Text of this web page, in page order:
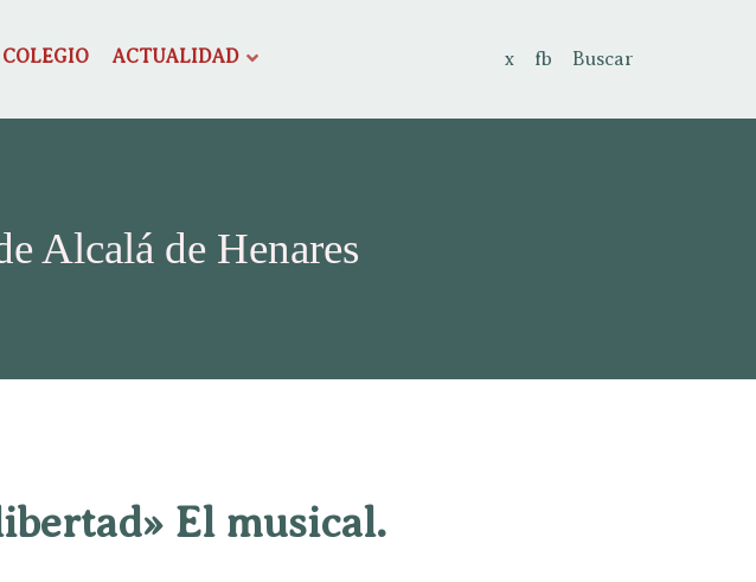
COLEGIO ACTUALIDAD x fb Buscar
Alcalá de Henares
El musical.